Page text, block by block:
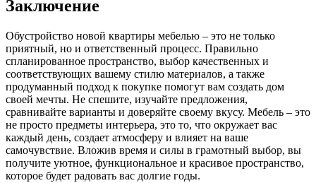
Заключение
Обустройство новой квартиры мебелью – это не только
приятный, но и ответственный процесс. Правильно
спланированное пространство, выбор качественных и
соответствующих вашему стилю материалов, а также
продуманный подход к покупке помогут вам создать дом
своей мечты. Не спешите, изучайте предложения,
сравнивайте варианты и доверяйте своему вкусу. Мебель – это
не просто предметы интерьера, это то, что окружает вас
каждый день, создает атмосферу и влияет на ваше
самочувствие. Вложив время и силы в грамотный выбор, вы
получите уютное, функциональное и красивое пространство,
которое будет радовать вас долгие годы.